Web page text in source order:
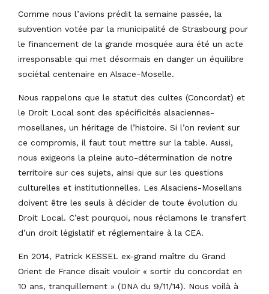
Comme nous l’avions prédit la semaine passée, la
subvention votée par la municipalité de Strasbourg pour
le financement de la grande mosquée aura été un acte
irresponsable qui met désormais en danger un équilibre
sociétal centenaire en Alsace-Moselle.
Nous rappelons que le statut des cultes (Concordat) et
le Droit Local sont des spécificités alsaciennes-
mosellanes, un héritage de l’histoire. Si l’on revient sur
ce compromis, il faut tout mettre sur la table. Aussi,
nous exigeons la pleine auto-détermination de notre
territoire sur ces sujets, ainsi que sur les questions
culturelles et institutionnelles. Les Alsaciens-Mosellans
doivent être les seuls à décider de toute évolution du
Droit Local. C’est pourquoi, nous réclamons le transfert
d’un droit législatif et réglementaire à la CEA.
En 2014, Patrick KESSEL ex-grand maître du Grand
Orient de France disait vouloir « sortir du concordat en
10 ans, tranquillement » (DNA du 9/11/14). Nous voilà à